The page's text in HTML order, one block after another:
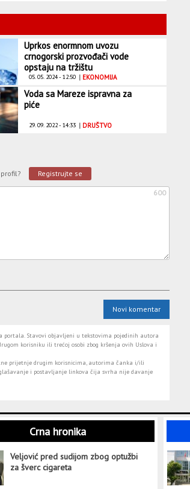
Uprkos enormnom uvozu
crnogorski prozvođači vode
opstaju na tržištu
05. 05. 2024 - 12:50 | EKONOMIJA
Voda sa Mareze ispravna za
piće
29. 09. 2022 - 14:33 | DRUŠTVO
Registrujte se
600
Novi komentar
portala. Stavovi objavljeni u tekstovima pojedinih autora
korisniku ili trećoj osobi zbog kršenja ovih Uslova i
prijetnje drugim korisnicima, autorima čanka i/ili
i postavljanje linkova čija svrha nije davanje
Crna hronika
Veljović pred sudijom zbog optužbi
za šverc cigareta